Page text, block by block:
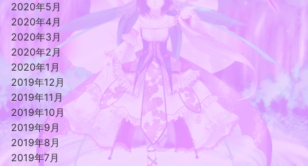
2020年5月
2020年4月
2020年3月
2020年2月
2020年1月
2019年12月
2019年11月
2019年10月
2019年9月
2019年8月
2019年7月